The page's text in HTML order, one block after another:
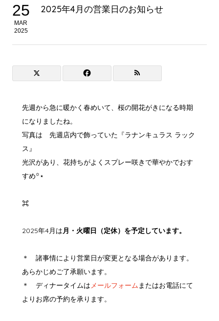
25
MAR
2025
2025年4月の営業日のお知らせ
先週から急に暖かく春めいて、桜の開花がきになる時期
になりましたね。
写真は 先週店内で飾っていた『ラナンキュラス ラック
ス』
光沢があり、花持ちがよくスプレー咲きで華やかでおす
すめ꙳⋆
⌘
2025年4月は月・火曜日（定休）を予定しています。
＊ 諸事情により営業日が変更となる場合があります。
あらかじめご了承願います。
＊ ディナータイムはメールフォームまたはお電話にて
よりお席の予約を承ります。